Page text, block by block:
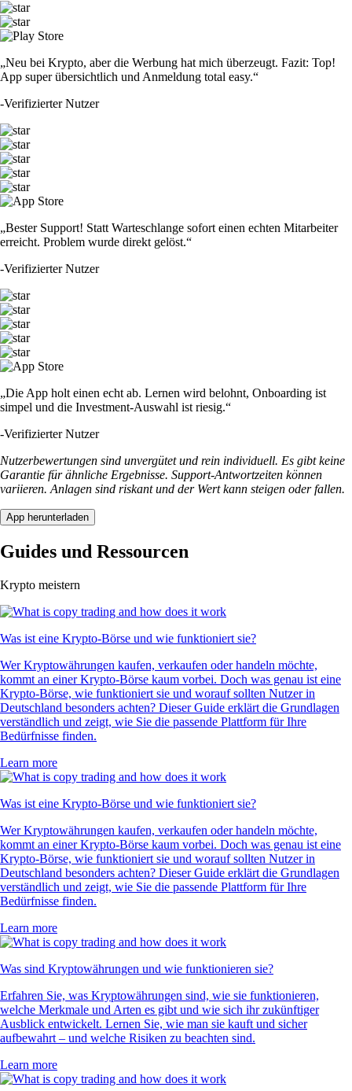
„Neu bei Krypto, aber die Werbung hat mich überzeugt. Fazit: Top!
App super übersichtlich und Anmeldung total easy.“
-Verifizierter Nutzer
„Bester Support! Statt Warteschlange sofort einen echten Mitarbeiter
erreicht. Problem wurde direkt gelöst.“
-Verifizierter Nutzer
„Die App holt einen echt ab. Lernen wird belohnt, Onboarding ist
simpel und die Investment-Auswahl ist riesig.“
-Verifizierter Nutzer
Nutzerbewertungen sind unvergütet und rein individuell. Es gibt keine
Garantie für ähnliche Ergebnisse. Support-Antwortzeiten können
variieren. Anlagen sind riskant und der Wert kann steigen oder fallen.
App herunterladen
Guides und Ressourcen
Krypto meistern
Was ist eine Krypto-Börse und wie funktioniert sie?
Wer Kryptowährungen kaufen, verkaufen oder handeln möchte,
kommt an einer Krypto-Börse kaum vorbei. Doch was genau ist eine
Krypto-Börse, wie funktioniert sie und worauf sollten Nutzer in
Deutschland besonders achten? Dieser Guide erklärt die Grundlagen
verständlich und zeigt, wie Sie die passende Plattform für Ihre
Bedürfnisse finden.
Learn more
Was ist eine Krypto-Börse und wie funktioniert sie?
Wer Kryptowährungen kaufen, verkaufen oder handeln möchte,
kommt an einer Krypto-Börse kaum vorbei. Doch was genau ist eine
Krypto-Börse, wie funktioniert sie und worauf sollten Nutzer in
Deutschland besonders achten? Dieser Guide erklärt die Grundlagen
verständlich und zeigt, wie Sie die passende Plattform für Ihre
Bedürfnisse finden.
Learn more
Was sind Kryptowährungen und wie funktionieren sie?
Erfahren Sie, was Kryptowährungen sind, wie sie funktionieren,
welche Merkmale und Arten es gibt und wie sich ihr zukünftiger
Ausblick entwickelt. Lernen Sie, wie man sie kauft und sicher
aufbewahrt – und welche Risiken zu beachten sind.
Learn more